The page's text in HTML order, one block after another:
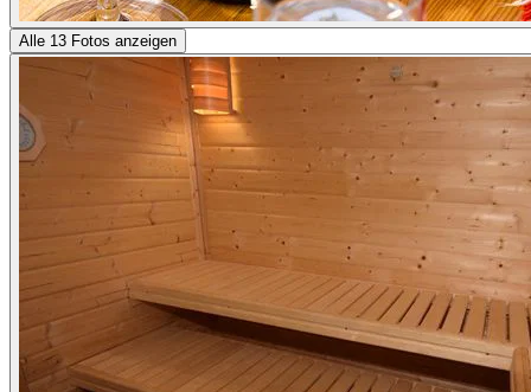
Alle 13 Fotos anzeigen